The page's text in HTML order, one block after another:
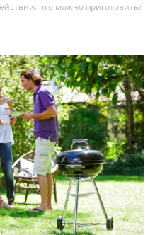
что можно приготовить?